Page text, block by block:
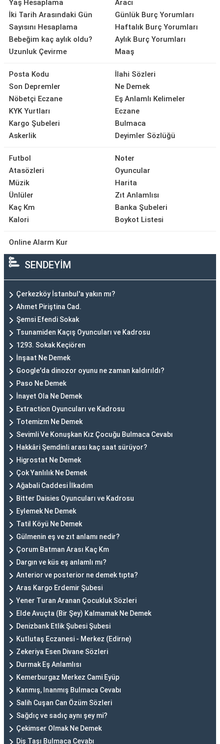
Yaş Hesaplama
İki Tarih Arasındaki Gün
Sayısını Hesaplama
Bebeğim kaç aylık oldu?
Uzunluk Çevirme
Aracı
Günlük Burç Yorumları
Haftalık Burç Yorumları
Aylık Burç Yorumları
Maaş
Posta Kodu
Son Depremler
Nöbetçi Eczane
KYK Yurtları
Kargo Şubeleri
Askerlik
İlahi Sözleri
Ne Demek
Eş Anlamlı Kelimeler
Eczane
Bulmaca
Deyimler Sözlüğü
Futbol
Atasözleri
Müzik
Ünlüler
Kaç Km
Kalori
Noter
Oyuncular
Harita
Zıt Anlamlısı
Banka Şubeleri
Boykot Listesi
Online Alarm Kur
SENDEYİM
Çerkezköy İstanbul'a yakın mı?
Ahmet Piriştina Cad.
Şemsi Efendi Sokak
Tsunamiden Kaçış Oyuncuları ve Kadrosu
1293. Sokak Keçiören
İnşaat Ne Demek
Google'da dinozor oyunu ne zaman kaldırıldı?
Paso Ne Demek
İnayet Ola Ne Demek
Extraction Oyuncuları ve Kadrosu
Totemizm Ne Demek
Sevimli Ve Konuşkan Kız Çocuğu Bulmaca Cevabı
Hakkâri Şemdinli arası kaç saat sürüyor?
Higrostat Ne Demek
Çok Yanlılık Ne Demek
Ağabali Caddesi İlkadım
Bitter Daisies Oyuncuları ve Kadrosu
Eylemek Ne Demek
Tatil Köyü Ne Demek
Gülmenin eş ve zıt anlamı nedir?
Çorum Batman Arası Kaç Km
Dargın ve küs eş anlamlı mı?
Anterior ve posterior ne demek tıpta?
Aras Kargo Erdemir Şubesi
Yener Turan Aranan Çocukluk Sözleri
Elde Avuçta (Bir Şey) Kalmamak Ne Demek
Denizbank Etlik Şubesi Şubesi
Kutlutaş Eczanesi - Merkez (Edirne)
Zekeriya Esen Divane Sözleri
Durmak Eş Anlamlısı
Kemerburgaz Merkez Cami Eyüp
Kanmış, Inanmış Bulmaca Cevabı
Salih Cuşan Can Özüm Sözleri
Sağdıç ve sadıç aynı şey mi?
Çekimser Olmak Ne Demek
Diş Taşı Bulmaca Cevabı